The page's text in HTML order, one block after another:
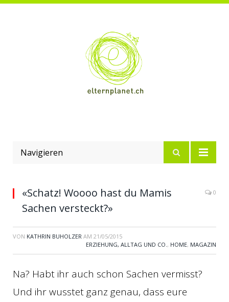
Navigieren
«Schatz! Woooo hast du Mamis
Sachen versteckt?»
0
VON KATHRIN BUHOLZER AM 21/05/2015
ERZIEHUNG, ALLTAG UND CO., HOME, MAGAZIN
Na? Habt ihr auch schon Sachen vermisst?
Und ihr wusstet ganz genau, dass eure